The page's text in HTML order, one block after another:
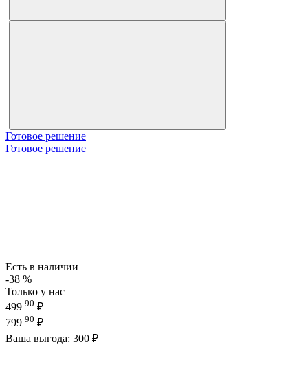
Готовое решение
Готовое решение
Есть в наличии
-38 %
Только у нас
499 90 ₽
799 90 ₽
Ваша выгода: 300 ₽